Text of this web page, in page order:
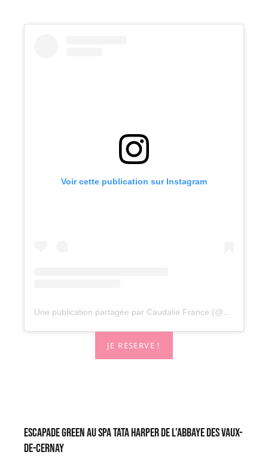
Voir cette publication sur Instagram
Une publication partagée par Caudalie France (@caudaliefrance)
JE RESERVE !
Escapade green au Spa Tata Harper de l’Abbaye des Vaux-
de-Cernay